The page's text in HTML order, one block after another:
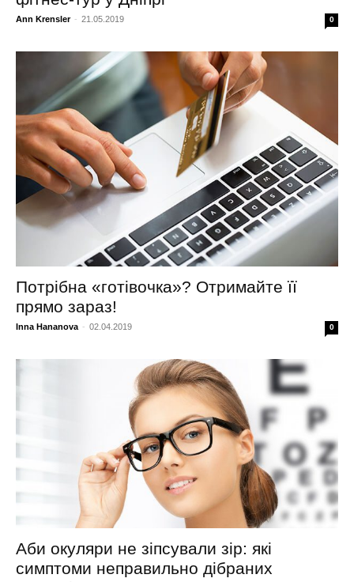
Ann Krensler - 21.05.2019 0
Потрібна «готівочка»? Отримайте її
прямо зараз!
Inna Hananova - 02.04.2019 0
Аби окуляри не зіпсували зір: які
симптоми неправильно дібраних